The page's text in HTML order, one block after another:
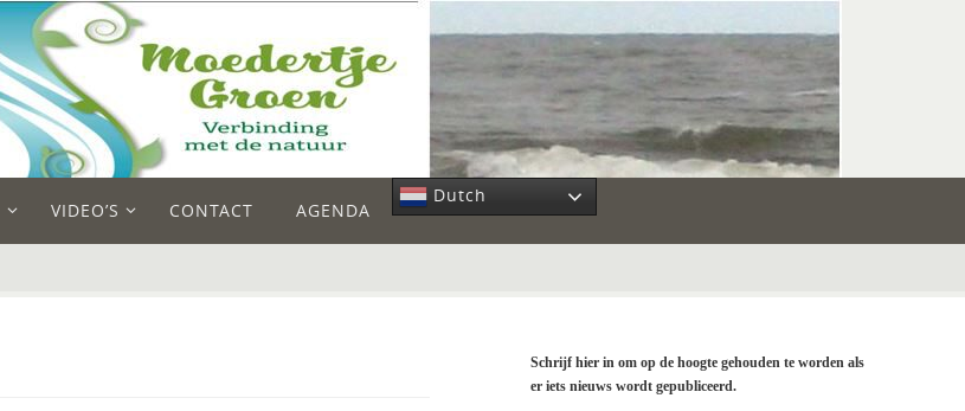
VIDEO’S CONTACT AGENDA
Dutch
Schrijf hier in om op de hoogte gehouden te worden als
er iets nieuws wordt gepubliceerd.